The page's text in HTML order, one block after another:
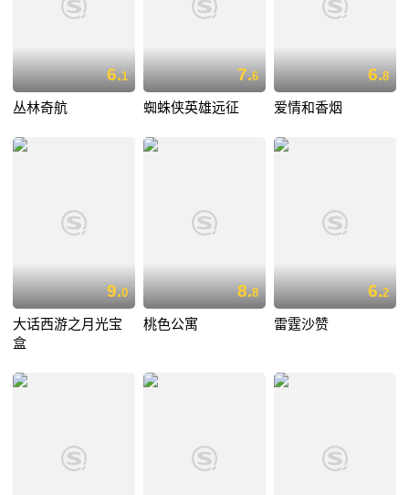
6.1
丛林奇航
7.6
蜘蛛侠英雄远征
6.8
爱情和香烟
9.0
大话西游之月光宝
盒
8.8
桃色公寓
6.2
雷霆沙赞